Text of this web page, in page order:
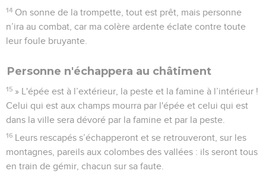
14 On sonne de la trompette, tout est prêt, mais personne
n’ira au combat, car ma colère ardente éclate contre toute
leur foule bruyante.
Personne n'échappera au châtiment
15 » L'épée est à l’extérieur, la peste et la famine à l’intérieur !
Celui qui est aux champs mourra par l'épée et celui qui est
dans la ville sera dévoré par la famine et par la peste.
16 Leurs rescapés s’échapperont et se retrouveront, sur les
montagnes, pareils aux colombes des vallées : ils seront tous
en train de gémir, chacun sur sa faute.